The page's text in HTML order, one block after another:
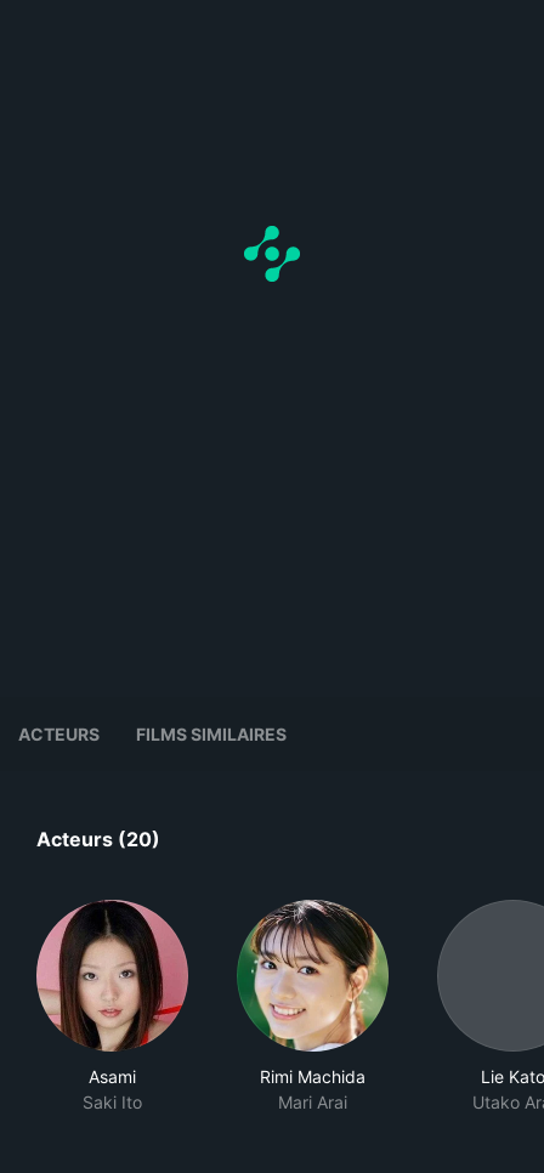
ACTEURS FILMS SIMILAIRES
Acteurs (20)
Asami
Saki Ito
Rimi Machida
Mari Arai
Lie Kato
Utako